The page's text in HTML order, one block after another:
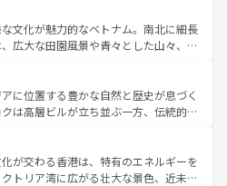
スイーツなど、バラエティ豊かな料理
える。 なお、新着の台湾情報は コンテンツ一覧を参
せば四季折々の自然美を楽しむことが
ムチや焼肉、絶品のストリートフード
国料理が待っている。夜には、韓国な
ら、韓国の多彩な魅力を心ゆくまで味
わってみてほしい。 なお、新着の韓国情報はコンテンツ一
。
文化が魅力的なベトナム。南北に細長
広大な田園風景や青々とした山々、世
統が息づく。ハノイの古い町並みやホ
ス統治時代の建物も、独特の雰囲気を
た、バラエティの豊かさとおいしさで
ンミー、ベトナムコーヒーなどは、ぜ
。どの地域を訪れてもあたたかい人々
れるので、きっと忘れられない旅にな
に位置する豊かな自然と歴史が息づく
は高層ビルが立ち並ぶ一方、伝統的な
る。北部ではチェンマイなどの山岳地
、南部ではプーケットやクラビの美し
気分を楽しむことができる。タイ料理
が交わる香港は、特有のエネルギーを
トリア湾に広がる壮大な景色、近未来